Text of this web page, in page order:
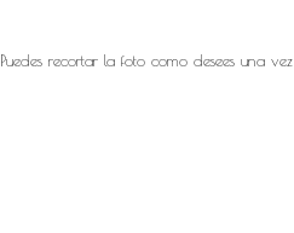
Puedes recortar la foto como desees una